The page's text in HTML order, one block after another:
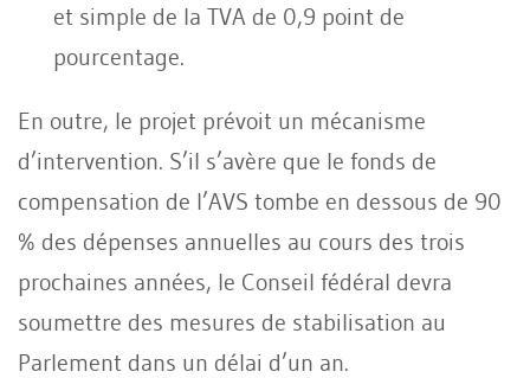
et simple de la TVA de 0,9 point de
pourcentage.
En outre, le projet prévoit un mécanisme
d’intervention. S’il s’avère que le fonds de
compensation de l’AVS tombe en dessous de 90
% des dépenses annuelles au cours des trois
prochaines années, le Conseil fédéral devra
soumettre des mesures de stabilisation au
Parlement dans un délai d’un an.